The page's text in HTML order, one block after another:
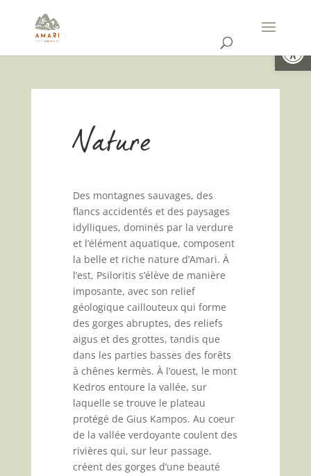
Nature
Des montagnes sauvages, des
flancs accidentés et des paysages
idylliques, dominés par la verdure
et l’élément aquatique, composent
la belle et riche nature d’Amari. À
l’est, Psiloritis s’élève de manière
imposante, avec son relief
géologique caillouteux qui forme
des gorges abruptes, des reliefs
aigus et des grottes, tandis que
dans les parties basses des forêts
à chênes kermès. À l’ouest, le mont
Kedros entoure la vallée, sur
laquelle se trouve le plateau
protégé de Gius Kampos. Au coeur
de la vallée verdoyante coulent des
rivières qui, sur leur passage,
créent des gorges d’une beauté